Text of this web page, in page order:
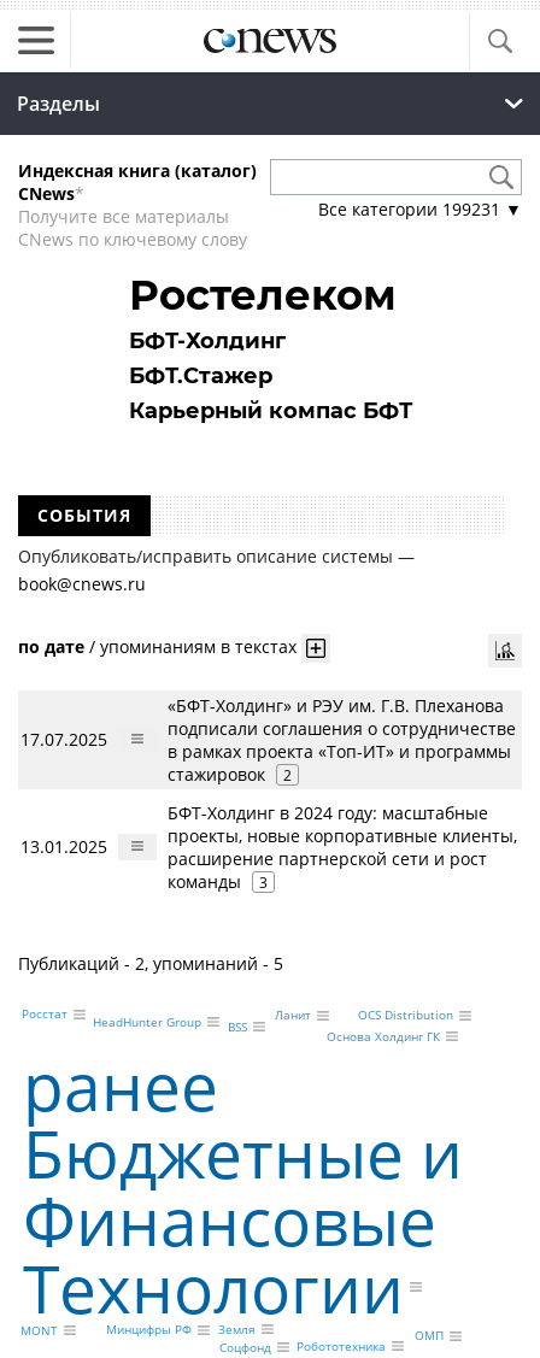
Разделы
Индексная книга (каталог)
CNews*
Получите все материалы
CNews по ключевому слову
Все категории 199231 ▼
Ростелеком
БФТ-Холдинг
БФТ.Стажер
Карьерный компас БФТ
СОБЫТИЯ
Опубликовать/исправить описание системы —
book@cnews.ru
по дате / упоминаниям в текстах
17.07.2025
«БФТ-Холдинг» и РЭУ им. Г.В. Плеханова
подписали соглашения о сотрудничестве
в рамках проекта «Топ-ИТ» и программы
стажировок
2
13.01.2025
БФТ-Холдинг в 2024 году: масштабные
проекты, новые корпоративные клиенты,
расширение партнерской сети и рост
команды
3
Публикаций - 2, упоминаний - 5
ранее
Бюджетные и
Финансовые
Технологии
OCS Distribution
Ланит
BSS
MONT
HeadHunter Group
Основа Холдинг ГК
Минцифры РФ
Росстат
Соцфонд Робототехника
ОМП
Земля